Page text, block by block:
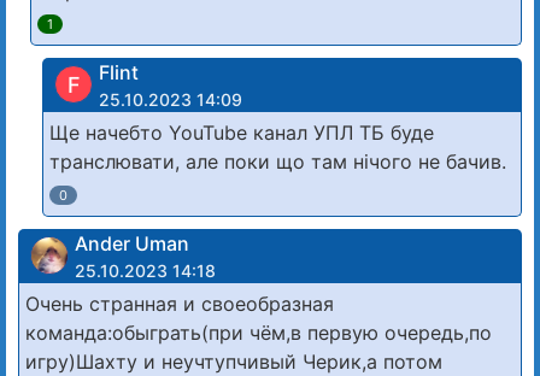
1
F Flint
25.10.2023 14:09
Ще начебто YouTube канал УПЛ ТБ буде
транслювати, але поки що там нічого не бачив.
0
Ander Uman
25.10.2023 14:18
Очень странная и своеобразная
команда:обыграть(при чём,в первую очередь,по
игру)Шахту и неучтупчивый Черик,а потом